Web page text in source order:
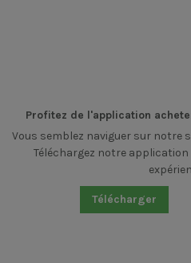
Profitez de l'application
Vous semblez naviguer sur notre
Téléchargez notre
Télécharger